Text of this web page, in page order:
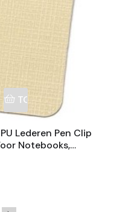
TOEVOEGEN AAN
Lederen Pen Clip
Notebooks,